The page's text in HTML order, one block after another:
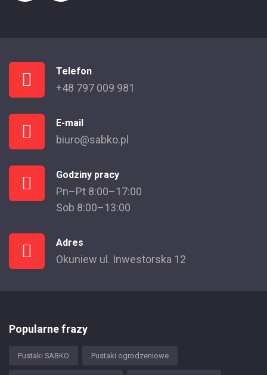
Telefon
+48 797 009 981
E-mail
biuro@sabko.pl
Godziny pracy
Pn–Pt 8:00–17:00
Sob 8:00–13:00
Adres
Okuniew ul. Inwestorska 12
Popularne frazy
Pustaki SABKO Pustaki ogrodzeniowe